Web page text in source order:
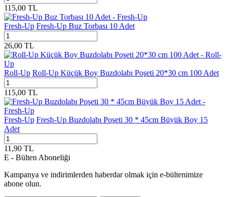
115,00 TL
Fresh-Up Fresh-Up Buz Torbası 10 Adet
26,00 TL
Roll-Up Roll-Up Küçük Boy Buzdolabı Poşeti 20*30 cm 100 Adet
115,00 TL
Fresh-Up Fresh-Up Buzdolabı Poşeti 30 * 45cm Büyük Boy 15
Adet
11,90 TL
E - Bülten Aboneliği
Kampanya ve indirimlerden haberdar olmak için e-bültenimize
abone olun.